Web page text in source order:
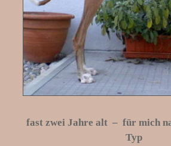
fast zwei Jahre alt – für mich
Typ